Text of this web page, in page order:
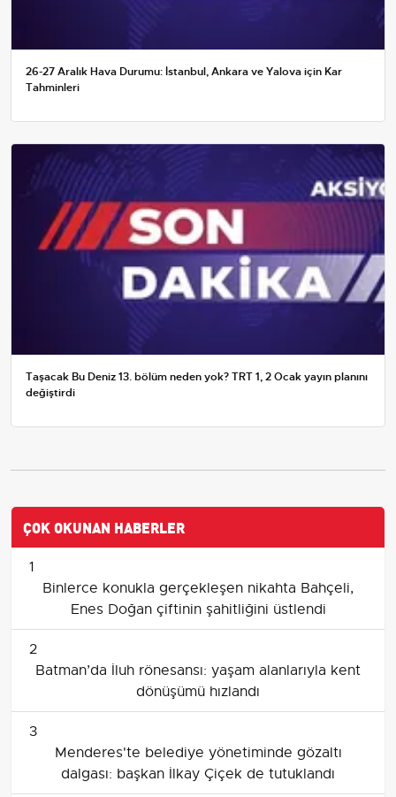
26-27 Aralık Hava Durumu: İstanbul, Ankara ve Yalova için Kar
Tahminleri
Taşacak Bu Deniz 13. bölüm neden yok? TRT 1, 2 Ocak yayın planını
değiştirdi
ÇOK OKUNAN HABERLER
1
Binlerce konukla gerçekleşen nikahta Bahçeli,
Enes Doğan çiftinin şahitliğini üstlendi
2
Batman’da İluh rönesansı: yaşam alanlarıyla kent
dönüşümü hızlandı
3
Menderes'te belediye yönetiminde gözaltı
dalgası: başkan İlkay Çiçek de tutuklandı